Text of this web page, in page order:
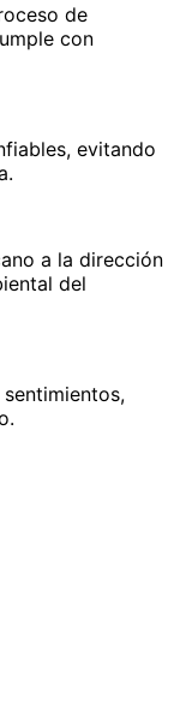
de
con
evitando
a la dirección
del